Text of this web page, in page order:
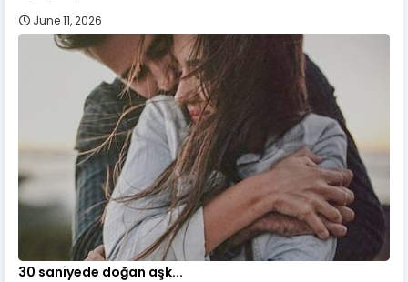
June 11, 2026
30 saniyede doğan aşk...